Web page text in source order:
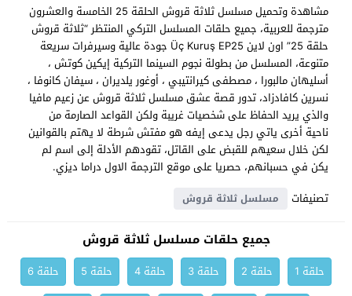
مشاهدة وتحميل مسلسل ثلاثة قروش الحلقة 25 الخامسة والعشرون
مترجمة للعربية، جميع حلقات المسلسل التركي المنتظر “ثلاثة قروش
حلقة 25” اون لاين Üç Kuruş EP25 جودة عالية وسيرفرات سريعة
متنوعة، المسلسل من بطولة نجوم السينما التركية إيكين كوتش ،
أسليهان مالبورا ، مصطفى كيرانتيبي ، أوغور يلديران ، سيفان كانوفا ،
نسرين كافادزاد، تدور قصة عشق مسلسل ثلاثة قروش عن زعيم مافيا
والذي يريد الحفاظ على شخصيات غريبة ولكن القواعد الصارمة من
ناحية أخرى ياتي رجل يدعى إيفه هو مفتش شرطة لا يهتم بالقوانين
لكن خلال سعيهم للقبض على القاتل، تقودهم الأدلة إلى اسم لم
يكن في حسبانهم، حصريا على موقع الترجمة الاول دراما ديزي.
تصنيفات
مسلسل ثلاثة قروش
جميع حلقات مسلسل ثلاثة قروش
حلقة 1 حلقة 2 حلقة 3 حلقة 4 حلقة 5
حلقة 6